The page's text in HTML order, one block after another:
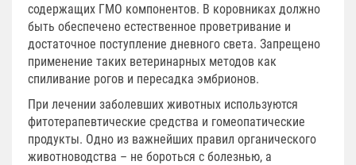
содержащих ГМО компонентов. В коровниках должно
быть обеспечено естественное проветривание и
достаточное поступление дневного света. Запрещено
применение таких ветеринарных методов как
спиливание рогов и пересадка эмбрионов.
При лечении заболевших животных используются
фитотерапевтические средства и гомеопатические
продукты. Одно из важнейших правил органического
животноводства – не бороться с болезнью, а